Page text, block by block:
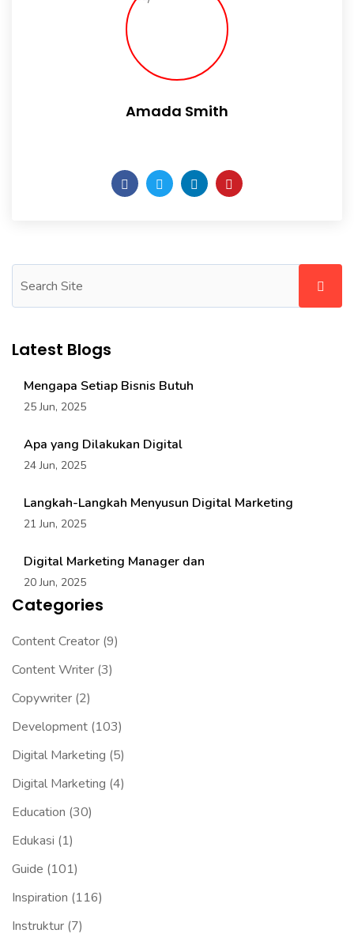
Amada Smith
Latest Blogs
Mengapa Setiap Bisnis Butuh
25 Jun, 2025
Apa yang Dilakukan Digital
24 Jun, 2025
Langkah-Langkah Menyusun Digital Marketing
21 Jun, 2025
Digital Marketing Manager dan
20 Jun, 2025
Categories
Content Creator (9)
Content Writer (3)
Copywriter (2)
Development (103)
Digital Marketing (5)
Digital Marketing (4)
Education (30)
Edukasi (1)
Guide (101)
Inspiration (116)
Instruktur (7)